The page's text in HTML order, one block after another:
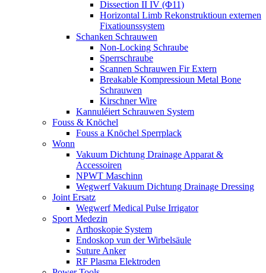
Dissection II IV (Φ11)
Horizontal Limb Rekonstruktioun externen
Fixatiounssystem
Schanken Schrauwen
Non-Locking Schraube
Sperrschraube
Scannen Schrauwen Fir Extern
Breakable Kompressioun Metal Bone
Schrauwen
Kirschner Wire
Kannuléiert Schrauwen System
Fouss & Knöchel
Fouss a Knöchel Sperrplack
Wonn
Vakuum Dichtung Drainage Apparat &
Accessoiren
NPWT Maschinn
Wegwerf Vakuum Dichtung Drainage Dressing
Joint Ersatz
Wegwerf Medical Pulse Irrigator
Sport Medezin
Arthoskopie System
Endoskop vun der Wirbelsäule
Suture Anker
RF Plasma Elektroden